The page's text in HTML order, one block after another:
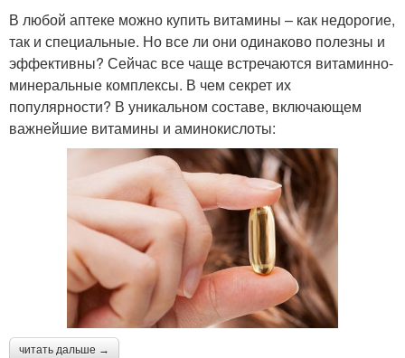
В любой аптеке можно купить витамины – как недорогие,
так и специальные. Но все ли они одинаково полезны и
эффективны? Сейчас все чаще встречаются витаминно-
минеральные комплексы. В чем секрет их
популярности? В уникальном составе, включающем
важнейшие витамины и аминокислоты:
читать дальше →